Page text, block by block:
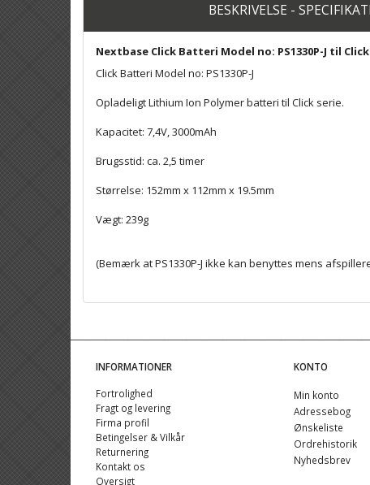
BESKRIVELSE -
Nextbase Click Batteri Model no: PS1330P-J til
Click Batteri Model no: PS1330P-J
Opladeligt Lithium Ion Polymer batteri til Click serie.
Kapacitet: 7,4V, 3000mAh
Brugsstid: ca. 2,5 timer
Størrelse: 152mm x 112mm x 19.5mm
Vægt: 239g
(Bemærk at PS1330P-J ikke kan benyttes mens
INFORMATIONER
Fortrolighed
Fragt og levering
Firma profil
Betingelser & Vilkår
Returnering
Kontakt os
Oversigt
KONTO
Min konto
Adressebog
Ønskeliste
Ordrehistorik
Nyhedsbrev